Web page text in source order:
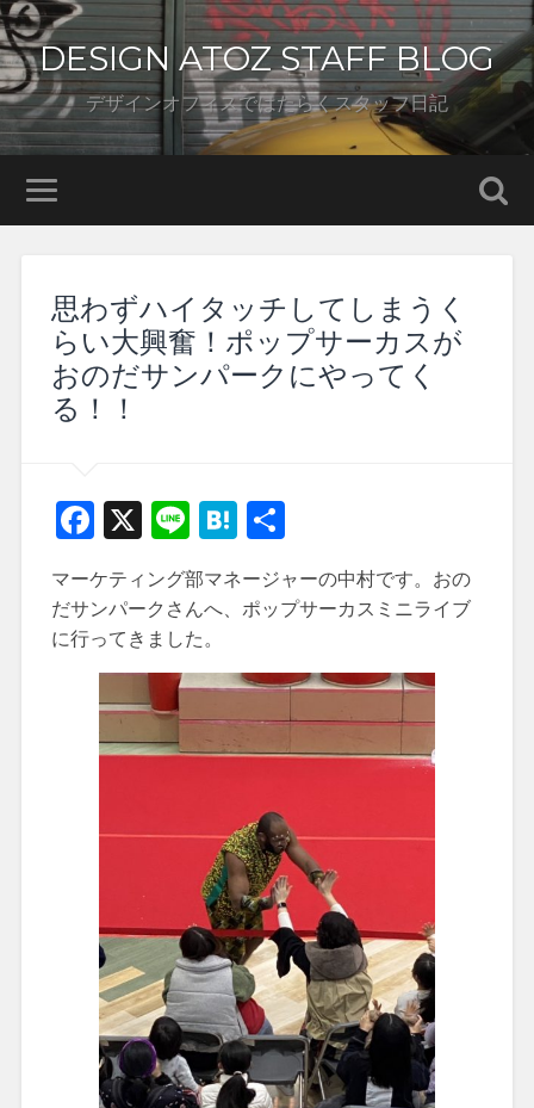
DESIGN ATOZ STAFF BLOG
デザインオフィスではたらくスタッフ日記
思わずハイタッチしてしまうく
らい大興奮！ポップサーカスが
おのだサンパークにやってく
る！！
Facebook
X LineHatena
マーケティング部マネージャーの中村です。おの
だサンパークさんへ、ポップサーカスミニライブ
に行ってきました。